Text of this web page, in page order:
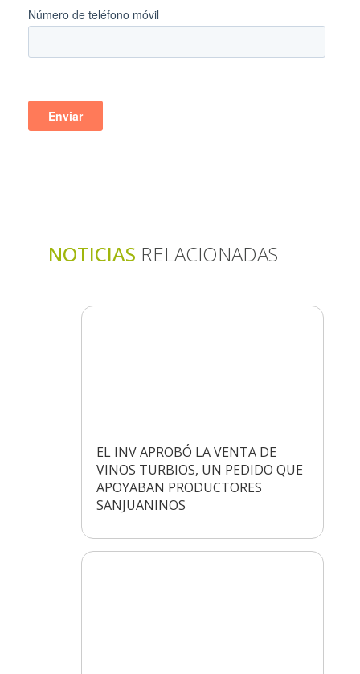
NOTICIAS RELACIONADAS
EL INV APROBÓ LA VENTA DE
VINOS TURBIOS, UN PEDIDO QUE
APOYABAN PRODUCTORES
SANJUANINOS